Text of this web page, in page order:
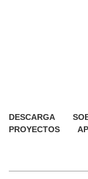
DESCARGA
PROYECTOS